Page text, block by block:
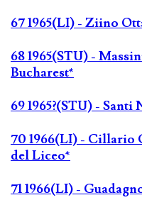
67 1965(LI) - Ziino
68 1965(STU) -
Bucharest*
69 1965?(STU) -
70 1966(LI) - Cillario
del Liceo*
71 1966(LI) -